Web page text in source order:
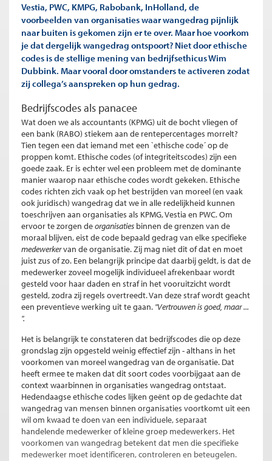
Vestia, PWC, KMPG, Rabobank, InHolland, de
voorbeelden van organisaties waar wangedrag pijnlijk
naar buiten is gekomen zijn er te over. Maar hoe voorkom
je dat dergelijk wangedrag ontspoort? Niet door ethische
codes is de stellige mening van bedrijfsethicus Wim
Dubbink. Maar vooral door omstanders te activeren zodat
zij collega’s aanspreken op hun gedrag.
Bedrijfscodes als panacee
Wat doen we als accountants (KPMG) uit de bocht vliegen of
een bank (RABO) stiekem aan de rentepercentages morrelt?
Tien tegen een dat iemand met een `ethische code´ op de
proppen komt. Ethische codes (of integriteitscodes) zijn een
goede zaak. Er is echter wel een probleem met de dominante
manier waarop naar ethische codes wordt gekeken. Ethische
codes richten zich vaak op het bestrijden van moreel (en vaak
ook juridisch) wangedrag dat we in alle redelijkheid kunnen
toeschrijven aan organisaties als KPMG, Vestia en PWC. Om
ervoor te zorgen deorganisaties binnen de grenzen van de
moraal blijven, eist de code bepaald gedrag van elke specifieke
medewerkervan de organisatie. Zij mag niet dit of dat en moet
juist zus of zo. Een belangrijk principe dat daarbij geldt, is dat de
medewerker zoveel mogelijk individueel afrekenbaar wordt
gesteld voor haar daden en straf in het vooruitzicht wordt
gesteld, zodra zij regels overtreedt. Van deze straf wordt geacht
een preventieve werking uit te gaan. "Vertrouwen is goed, maar ...
".
Het is belangrijk te constateren dat bedrijfscodes die op deze
grondslag zijn opgesteld weinig effectief zijn - althans in het
voorkomen van moreel wangedrag van de organisatie. Dat
heeft ermee te maken dat dit soort codes voorbijgaat aan de
context waarbinnen in organisaties wangedrag ontstaat.
Hedendaagse ethische codes lijken geënt op de gedachte dat
wangedrag van mensen binnen organisaties voortkomt uit een
wil om kwaad te doen van een individuele, separaat
handelende medewerker of kleine groep medewerkers. Het
voorkomen van wangedrag betekent dat men die specifieke
medewerker moet identificeren, controleren en beteugelen.